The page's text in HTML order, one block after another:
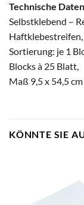
Technische Daten
Selbstklebend –
Haftklebestreifen,
Sortierung: je 1
Blocks à 25 Blatt,
Maß 9,5 x 54,5 cm
KÖNNTE SIE